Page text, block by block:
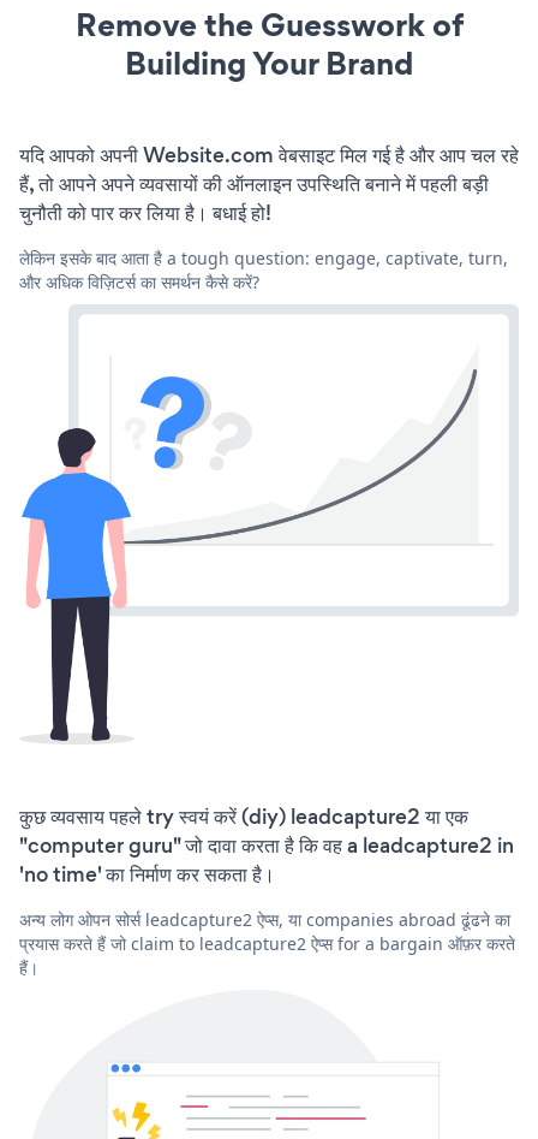
Remove the Guesswork of
Building Your Brand
यदि आपको अपनी Website.com वेबसाइट मिल गई है और आप चल रहे
हैं, तो आपने अपने व्यवसायों की ऑनलाइन उपस्थिति बनाने में पहली बड़ी
चुनौती को पार कर लिया है। बधाई हो!
लेकिन इसके बाद आता है a tough question: engage, captivate, turn,
और अधिक विज़िटर्स का समर्थन कैसे करें?
कुछ व्यवसाय पहले try स्वयं करें (diy) leadcapture2 या एक
"computer guru" जो दावा करता है कि वह a leadcapture2 in
'no time' का निर्माण कर सकता है।
अन्य लोग ओपन सोर्स leadcapture2 ऐप्स, या companies abroad ढूंढने का
प्रयास करते हैं जो claim to leadcapture2 ऐप्स for a bargain ऑफ़र करते
हैं।